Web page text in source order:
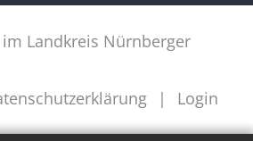
Landkreis Nürnberger
Login